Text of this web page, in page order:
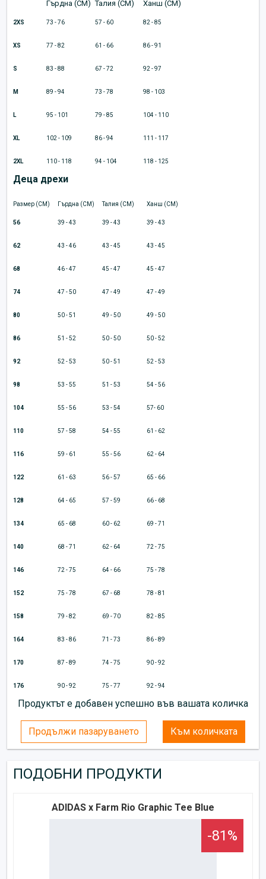
Гърдна (CM) Талия (CM) Ханш (CM)
2XS 73 - 76 57 - 60 82 - 85
XS 77 - 82 61 - 66 86 - 91
S 83 - 88 67 - 72 92 - 97
M 89 - 94 73 - 78 98 - 103
L 95 - 101 79 - 85 104 - 110
XL 102 - 109 86 - 94 111 - 117
2XL 110 - 118 94 - 104 118 - 125
Деца дрехи
Размер (CM) Гърдна (CM) Талия (CM) Ханш (CM)
56 39 - 43 39 - 43 39 - 43
62 43 - 46 43 - 45 43 - 45
68 46 - 47 45 - 47 45 - 47
74 47 - 50 47 - 49 47 - 49
80 50 - 51 49 - 50 49 - 50
86 51 - 52 50 - 50 50 - 52
92 52 - 53 50 - 51 52 - 53
98 53 - 55 51 - 53 54 - 56
104 55 - 56 53 - 54 57- 60
110 57 - 58 54 - 55 61 - 62
116 59 - 61 55 - 56 62 - 64
122 61 - 63 56 - 57 65 - 66
128 64 - 65 57 - 59 66 - 68
134 65 - 68 60 - 62 69 - 71
140 68 - 71 62 - 64 72 - 75
146 72 - 75 64 - 66 75 - 78
152 75 - 78 67 - 68 78 - 81
158 79 - 82 69 - 70 82 - 85
164 83 - 86 71 - 73 86 - 89
170 87 - 89 74 - 75 90 - 92
176 90 - 92 75 - 77 92 - 94
Продуктът е добавен успешно във вашата количка
Продължи пазаруването Към количката
ПОДОБНИ ПРОДУКТИ
ADIDAS x Farm Rio Graphic Tee Blue
-81%